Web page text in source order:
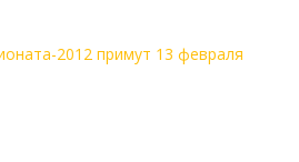
2012 примут 13 февраля